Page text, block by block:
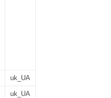
uk_UA
uk_UA